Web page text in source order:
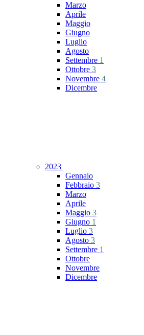
Marzo
Aprile
Maggio
Giugno
Luglio
Agosto
Settembre 1
Ottobre 3
Novembre 4
Dicembre
2023
Gennaio
Febbraio 3
Marzo
Aprile
Maggio 3
Giugno 1
Luglio 3
Agosto 3
Settembre 1
Ottobre
Novembre
Dicembre